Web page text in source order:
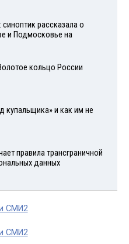
рассказала о
и Подмосковье на
кольцо России
купальщика» и как им не
правила трансграничной
данных
СМИ2
СМИ2